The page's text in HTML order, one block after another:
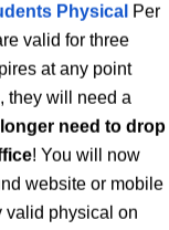
toBound
Moving
your family
Physical Per
valid for three
at any point
they will need a
need to drop
! You will now
website or mobile
valid physical on